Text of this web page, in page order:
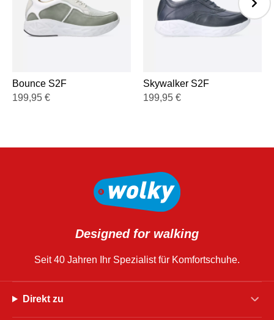
Bounce S2F
199,95 €
Skywalker S2F
199,95 €
Designed for walking
Seit 40 Jahren Ihr Spezialist für Komfortschuhe.
Direkt zu